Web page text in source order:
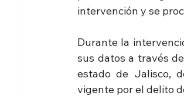
intervención y se
Durante la
sus datos a través
estado de Jalisco,
vigente por el delito